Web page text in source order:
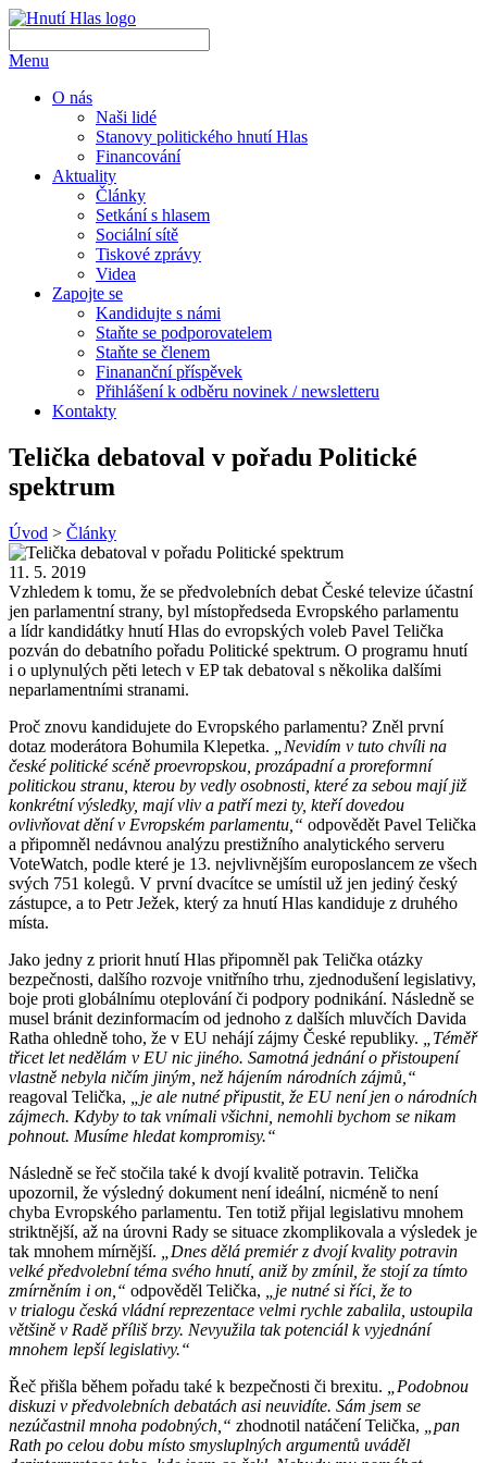
Menu
O nás
Naši lidé
Stanovy politického hnutí Hlas
Financování
Aktuality
Články
Setkání s hlasem
Sociální sítě
Tiskové zprávy
Videa
Zapojte se
Kandidujte s námi
Staňte se podporovatelem
Staňte se členem
Finananční příspěvek
Přihlášení k odběru novinek / newsletteru
Kontakty
Telička debatoval v pořadu Politické
spektrum
Úvod > Články
11. 5. 2019
Vzhledem k tomu, že se předvolebních debat České televize účastní
jen parlamentní strany, byl místopředseda Evropského parlamentu
a lídr kandidátky hnutí Hlas do evropských voleb Pavel Telička
pozván do debatního pořadu Politické spektrum. O programu hnutí
i o uplynulých pěti letech v EP tak debatoval s několika dalšími
neparlamentními stranami.
Proč znovu kandidujete do Evropského parlamentu? Zněl první
dotaz moderátora Bohumila Klepetka.
„Nevidím v tuto chvíli na
české politické scéně proevropskou, prozápadní a proreformní
politickou stranu, kterou by vedly osobnosti, které za sebou mají již
konkrétní výsledky, mají vliv a patří mezi ty, kteří dovedou
ovlivňovat dění v Evropském parlamentu,“ odpovědět Pavel Telička
a připomněl nedávnou analýzu prestižního analytického serveru
VoteWatch, podle které je 13. nejvlivnějším europoslancem ze všech
svých 751 kolegů. V první dvacítce se umístil už jen jediný český
zástupce, a to Petr Ježek, který za hnutí Hlas kandiduje z druhého
místa.
Jako jedny z priorit hnutí Hlas připomněl pak Telička otázky
bezpečnosti, dalšího rozvoje vnitřního trhu, zjednodušení legislativy,
boje proti globálnímu oteplování či podpory podnikání. Následně se
musel bránit dezinformacím od jednoho z dalších mluvčích Davida
Ratha ohledně toho, že v EU nehájí zájmy České republiky.
„Téměř
třicet let nedělám v EU nic jiného. Samotná jednání o přistoupení
vlastně nebyla ničím jiným, než hájením národních zájmů,“
reagoval Telička,
„je ale nutné připustit, že EU není jen o národních
zájmech. Kdyby to tak vnímali všichni, nemohli bychom se nikam
pohnout. Musíme hledat kompromisy.“
Následně se řeč stočila také k dvojí kvalitě potravin. Telička
upozornil, že výsledný dokument není ideální, nicméně to není
chyba Evropského parlamentu. Ten totiž přijal legislativu mnohem
striktnější, až na úrovni Rady se situace zkomplikovala a výsledek je
tak mnohem mírnější.
„Dnes dělá premiér z dvojí kvality potravin
velké předvolební téma svého hnutí, aniž by zmínil, že stojí za tímto
zmírněním i on,“ odpověděl Telička,
„je nutné si říci, že to
v trialogu česká vládní reprezentace velmi rychle zabalila, ustoupila
většině v Radě příliš brzy. Nevyužila tak potenciál k vyjednání
mnohem lepší legislativy.“
Řeč přišla během pořadu také k bezpečnosti či brexitu.
„Podobnou
diskuzi v předvolebních debatách asi neuvidíte. Sám jsem se
nezúčastnil mnoha podobných,“ zhodnotil natáčení Telička,
„pan
Rath po celou dobu místo smysluplných argumentů uváděl